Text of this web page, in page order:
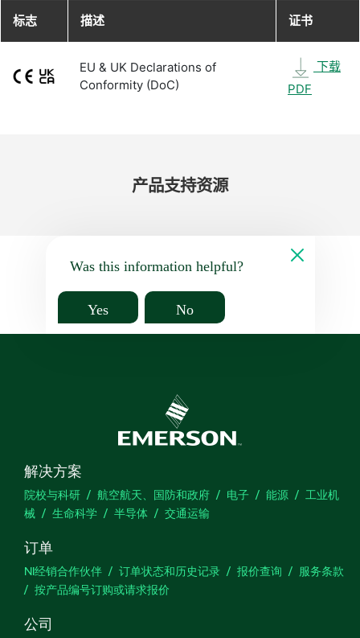
标志 描述 证书
EU & UK Declarations of
Conformity (DoC)
下载
PDF
产品​支持​资源
Was this information helpful?
Yes No
解决方案
院校与科研 航空航天、国防和政府 电子 能源
工业机
械
生命科学 半导体 交通运输
订单
NI经销合作伙伴 订单状态和历史记录 报价查询
服务条款
按产品编号订购或请求报价
公司